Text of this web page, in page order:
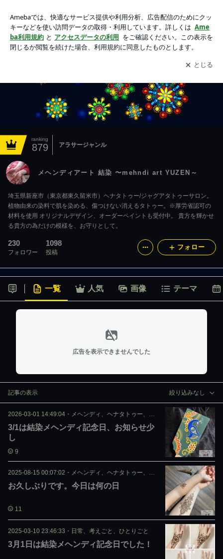
アプリをダウンロードして ブログの更新通知
を受け取りまし
ょう。
開く
ranking
879 アラサージャンル
メヘンディアート 結染 〜mehndi art YUZEN～
埼玉県新座市（東京都東久留米市）ヘナタトゥー/ジャグアタトゥーサロン。
植物由来の染料で肌を染める、傷つけない消えるタトゥー。※厚労省認可の
材料を使用 オリジナルデザイン、オーダーペイントも受付中。 貴方を輝かせ
る貴方の為だけの模様を、お守りとして。
230
フォロワー
1098
投稿
フォロー
一覧 人気 画像 テーマ
広告を表示できませんでした
記事の表示 絞り込みなし
2026-03-01 14:49:04 ・ メヘンディ、ヘナタトゥー、ジャグア
3/1は結染メヘンディ記念日、お知らせ少
し
9
2025-08-15 00:07:02 ・ メヘンディ、ヘナタトゥー、ジャグア
お久しぶりです。今日は何の日
11
2025-03-10 23:46:33 ・ 日常、考えごと、ひとりごと
3月1日は結染メヘンディ記念日でした！